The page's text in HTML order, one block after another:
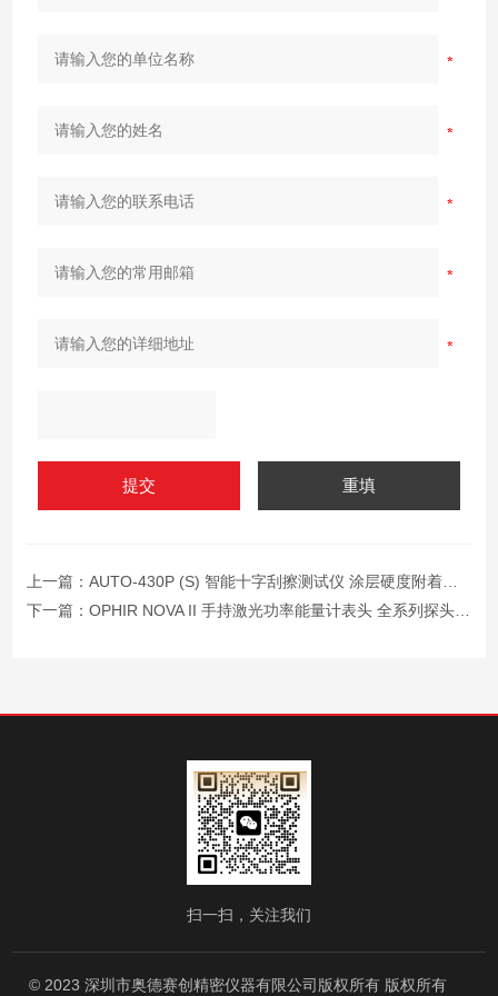
上一篇： AUTO-430P (S) 智能十字刮擦测试仪 涂层硬度附着力全自动检测设备
下一篇： OPHIR NOVA II 手持激光功率能量计表头 全系列探头兼容
扫一扫，关注我们
© 2023 深圳市奥德赛创精密仪器有限公司版权所有 版权所有